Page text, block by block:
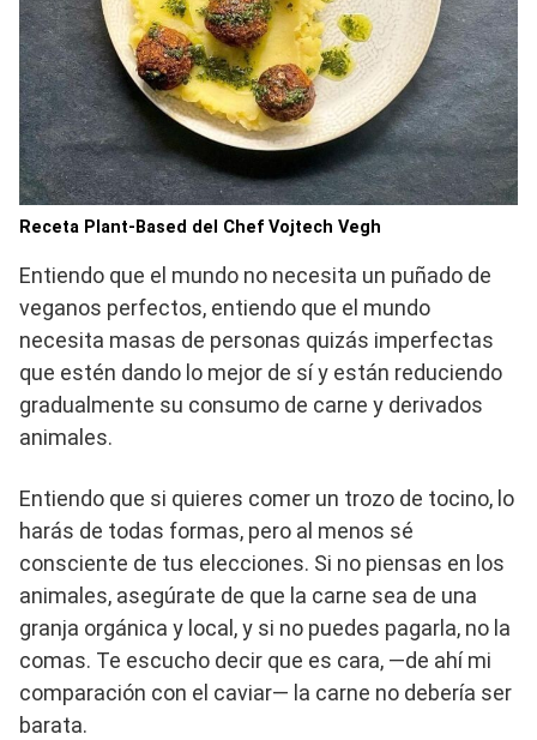
Receta Plant-Based del Chef Vojtech Vegh
Entiendo que el mundo no necesita un puñado de
veganos perfectos, entiendo que el mundo
necesita masas de personas quizás imperfectas
que estén dando lo mejor de sí y están reduciendo
gradualmente su consumo de carne y derivados
animales.
Entiendo que si quieres comer un trozo de tocino, lo
harás de todas formas, pero al menos sé
consciente de tus elecciones. Si no piensas en los
animales, asegúrate de que la carne sea de una
granja orgánica y local, y si no puedes pagarla, no la
comas. Te escucho decir que es cara, —de ahí mi
comparación con el caviar— la carne no debería ser
barata.